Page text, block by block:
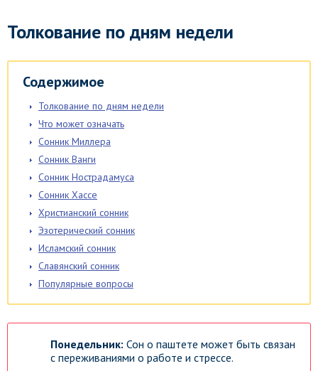
Толкование по дням недели
Содержимое
Толкование по дням недели
Что может означать
Сонник Миллера
Сонник Ванги
Сонник Нострадамуса
Сонник Хассе
Христианский сонник
Эзотерический сонник
Исламский сонник
Славянский сонник
Популярные вопросы
Понедельник: Сон о паштете может быть связан
с переживаниями о работе и стрессе.